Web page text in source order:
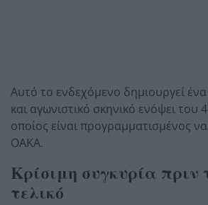
Αυτό το ενδεχόμενο δημιουργεί
και αγωνιστικό σκηνικό ενόψει του
οποίος είναι προγραμματισμένος
ΟΑΚΑ.
Κρίσιμη συγκυρία πριν
τελικό